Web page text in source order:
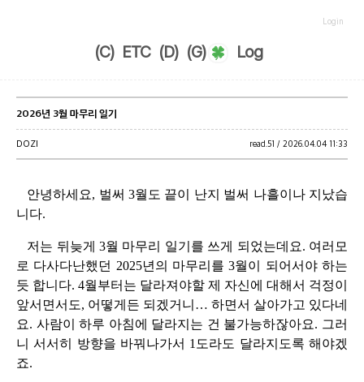
Login
(C) ETC (D) (G) Log
2026년 3월 마무리 일기
DOZI 2026.04.04 11:33
read. 51 /
안녕하세요, 벌써 3월도 끝이 난지 벌써 나흘이나 지났습
니다.
저는 뒤늦게 3월 마무리 일기를 쓰게 되었는데요. 여러모
로 다사다난했던 2025년의 마무리를 3월이 되어서야 하는
듯 합니다. 4월부터는 달라져야할 제 자신에 대해서 걱정이
앞서면서도, 어떻게든 되겠거니… 하면서 살아가고 있다네
요. 사람이 하루 아침에 달라지는 건 불가능하잖아요. 그러
니 서서히 방향을 바꿔나가서 1도라도 달라지도록 해야겠
죠.